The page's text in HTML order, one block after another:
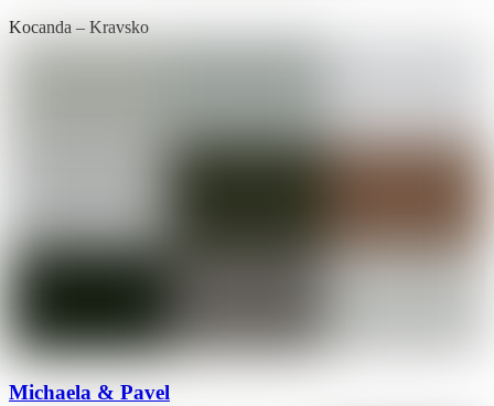
Kocanda – Kravsko
Michaela & Pavel